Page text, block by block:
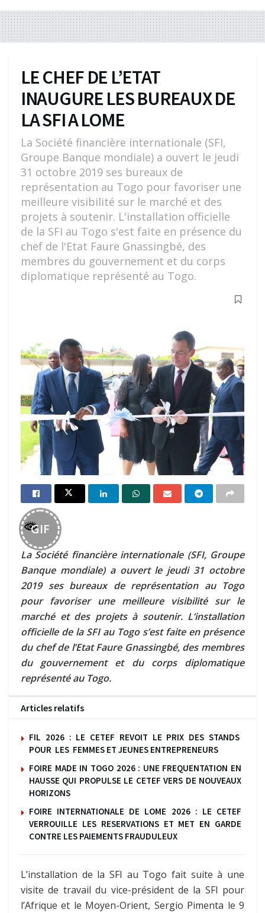
LE CHEF DE L’ETAT
INAUGURE LES BUREAUX DE
LA SFI A LOME
La Société financière internationale (SFI,
Groupe Banque mondiale) a ouvert le jeudi
31 octobre 2019 ses bureaux de
représentation au Togo pour favoriser une
meilleure visibilité sur le marché et des
projets à soutenir. L'installation officielle
de la SFI au Togo s'est faite en présence du
chef de l'Etat Faure Gnassingbé, des
membres du gouvernement et du corps
diplomatique représenté au Togo.
GIF
La Société financière internationale (SFI, Groupe
Banque mondiale) a ouvert le jeudi 31 octobre
2019 ses bureaux de représentation au Togo
pour favoriser une meilleure visibilité sur le
marché et des projets à soutenir. L’installation
officielle de la SFI au Togo s’est faite en présence
du chef de l’Etat Faure Gnassingbé, des membres
du gouvernement et du corps diplomatique
représenté au Togo.
Articles relatifs
FIL 2026 : LE CETEF REVOIT LE PRIX DES STANDS
POUR LES FEMMES ET JEUNES ENTREPRENEURS
FOIRE MADE IN TOGO 2026 : UNE FREQUENTATION EN
HAUSSE QUI PROPULSE LE CETEF VERS DE NOUVEAUX
HORIZONS
FOIRE INTERNATIONALE DE LOME 2026 : LE CETEF
VERROUILLE LES RESERVATIONS ET MET EN GARDE
CONTRE LES PAIEMENTS FRAUDULEUX
L’installation de la SFI au Togo fait suite à une
visite de travail du vice-président de la SFI pour
l’Afrique et le Moyen-Orient, Sergio Pimenta le 9